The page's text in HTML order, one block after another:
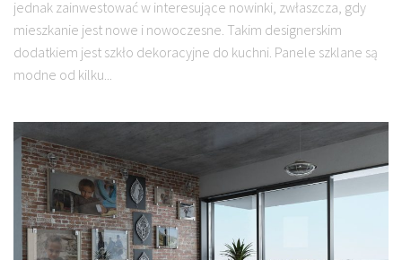
jednak zainwestować w interesujące nowinki, zwłaszcza, gdy
mieszkanie jest nowe i nowoczesne. Takim designerskim
dodatkiem jest szkło dekoracyjne do kuchni. Panele szklane są
modne od kilku...